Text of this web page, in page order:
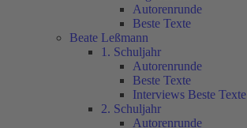
Autorenrunde
Beste Texte
Beate Leßmann
1. Schuljahr
Autorenrunde
Beste Texte
Interviews Beste Texte
2. Schuljahr
Autorenrunde